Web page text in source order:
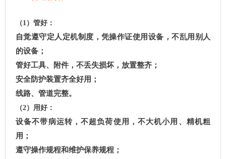
（1）管好：
自觉遵守定人定机制度，凭操作证使用设备，不乱用别人
的设备；
管好工具、附件，不丢失损坏，放置整齐；
安全防护装置齐全好用；
线路、管道完整。
（2）用好：
设备不带病运转，不超负荷使用，不大机小用、精机粗
用；
遵守操作规程和维护保养规程；